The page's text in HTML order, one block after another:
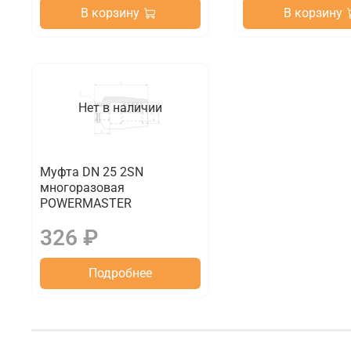
В корзину В корзину
Нет в наличии
Муфта DN 25 2SN
многоразовая
POWERMASTER
326 ₽
Подробнее